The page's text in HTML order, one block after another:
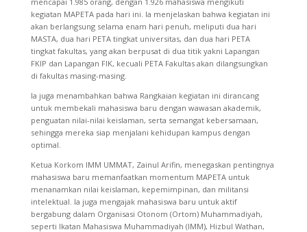
kegiatan MAPETA pada hari ini. Ia menjelaskan bahwa kegiatan ini
akan berlangsung selama enam hari penuh, meliputi dua hari
MASTA, dua hari PETA tingkat universitas, dan dua hari PETA
tingkat fakultas, yang akan berpusat di dua titik yakni Lapangan
FKIP dan Lapangan FIK, kecuali PETA Fakultas akan dilangsungkan
di fakultas masing-masing.
Ia juga menambahkan bahwa Rangkaian kegiatan ini dirancang
untuk membekali mahasiswa baru dengan wawasan akademik,
penguatan nilai-nilai keislaman, serta semangat kebersamaan,
sehingga mereka siap menjalani kehidupan kampus dengan
optimal.
Ketua Korkom IMM UMMAT, Zainul Arifin, menegaskan pentingnya
mahasiswa baru memanfaatkan momentum MAPETA untuk
menanamkan nilai keislaman, kepemimpinan, dan militansi
intelektual. Ia juga mengajak mahasiswa baru untuk aktif
bergabung dalam Organisasi Otonom (Ortom) Muhammadiyah,
seperti Ikatan Mahasiswa Muhammadiyah (IMM), Hizbul Wathan,